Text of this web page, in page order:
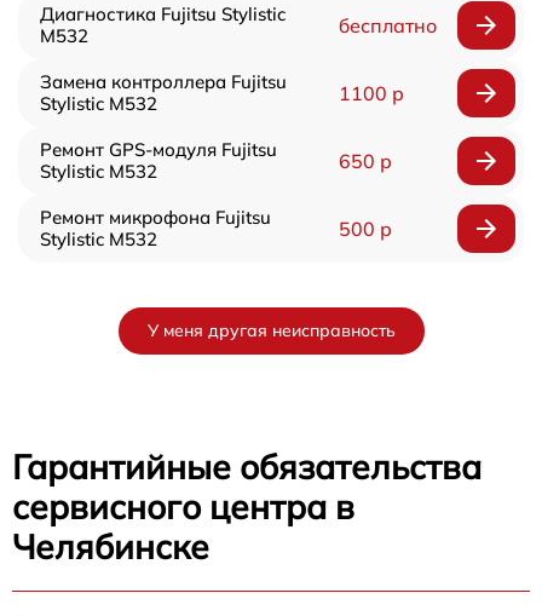
Диагностика Fujitsu Stylistic
M532
бесплатно
Замена контроллера Fujitsu
Stylistic M532
1100 р
Ремонт GPS-модуля Fujitsu
Stylistic M532
650 р
Ремонт микрофона Fujitsu
Stylistic M532
500 р
У меня другая неисправность
Гарантийные обязательства
сервисного центра в
Челябинске